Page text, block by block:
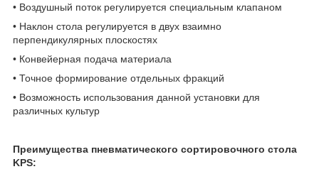
• Воздушный поток регулируется специальным клапаном
• Наклон стола регулируется в двух взаимно
перпендикулярных плоскостях
• Конвейерная подача материала
• Точное формирование отдельных фракций
• Возможность использования данной установки для
различных культур
Преимущества пневматического сортировочного стола
KPS: